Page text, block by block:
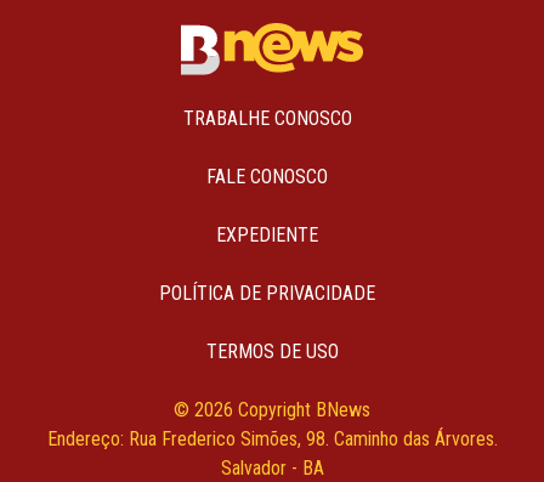
TRABALHE CONOSCO
FALE CONOSCO
EXPEDIENTE
POLÍTICA DE PRIVACIDADE
TERMOS DE USO
© 2026 Copyright BNews
Endereço: Rua Frederico Simões, 98. Caminho das Árvores.
Salvador - BA